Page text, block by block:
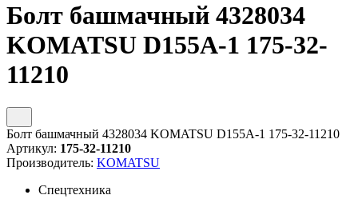
Болт башмачный 4328034
KOMATSU D155A-1 175-32-
11210
Болт башмачный 4328034 KOMATSU D155A-1 175-32-11210
Артикул: 175-32-11210
Производитель: KOMATSU
Спецтехника